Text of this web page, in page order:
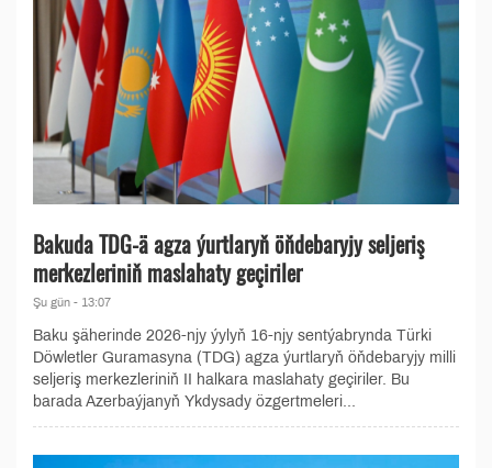
Bakuda TDG-ä agza ýurtlaryň öňdebaryjy seljeriş
merkezleriniň maslahaty geçiriler
Şu gün - 13:07
Baku şäherinde 2026-njy ýylyň 16-njy sentýabrynda Türki
Döwletler Guramasyna (TDG) agza ýurtlaryň öňdebaryjy milli
seljeriş merkezleriniň II halkara maslahaty geçiriler. Bu
barada Azerbaýjanyň Ykdysady özgertmeleri...